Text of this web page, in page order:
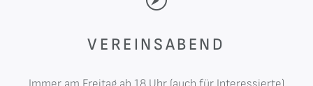
VEREINSABEND